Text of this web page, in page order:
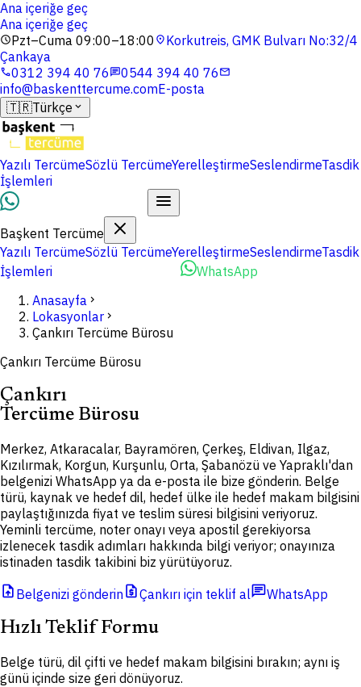
Ana içeriğe geç
Ana içeriğe geç
schedulePzt–Cuma 09:00–18:00 location_onKorkutreis, GMK Bulvarı No:32/4
Çankaya
phone0312 394 40 76chat0544 394 40 76mail
info@baskenttercume.comE-posta
🇹🇷Türkçe expand_more
Yazılı TercümeSözlü TercümeYerelleştirmeSeslendirmeTasdik
İşlemleri
Başkent Tercüme
Yazılı TercümeSözlü TercümeYerelleştirmeSeslendirmeTasdik
İşlemleri
WhatsApp
Anasayfa chevron_right
Lokasyonlar chevron_right
Çankırı Tercüme Bürosu
Çankırı Tercüme Bürosu
Çankırı
Tercüme Bürosu
Merkez, Atkaracalar, Bayramören, Çerkeş, Eldivan, Ilgaz,
Kızılırmak, Korgun, Kurşunlu, Orta, Şabanözü ve Yapraklı'dan
belgenizi WhatsApp ya da e-posta ile bize gönderin. Belge
türü, kaynak ve hedef dil, hedef ülke ile hedef makam bilgisini
paylaştığınızda fiyat ve teslim süresi bilgisini veriyoruz.
Yeminli tercüme, noter onayı veya apostil gerekiyorsa
izlenecek tasdik adımları hakkında bilgi veriyor; onayınıza
istinaden tasdik takibini biz yürütüyoruz.
upload_file Belgenizi gönderinrequest_quoteÇankırı için teklif alchatWhatsApp
Hızlı Teklif Formu
Belge türü, dil çifti ve hedef makam bilgisini bırakın; aynı iş
günü içinde size geri dönüyoruz.